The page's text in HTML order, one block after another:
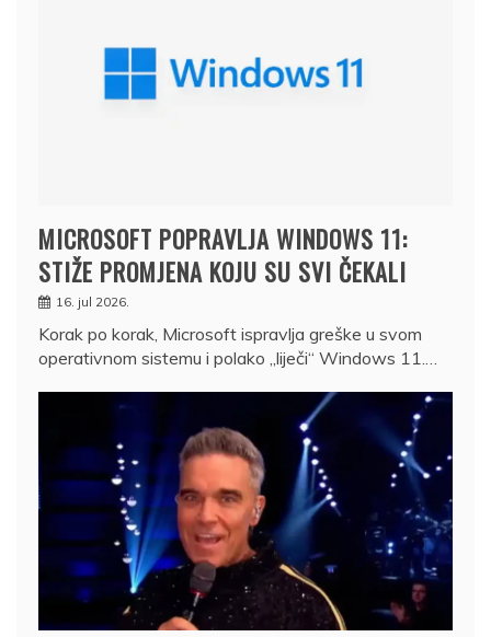
MICROSOFT POPRAVLJA WINDOWS 11:
STIŽE PROMJENA KOJU SU SVI ČEKALI
16. jul 2026.
Korak po korak, Microsoft ispravlja greške u svom
operativnom sistemu i polako „liječi“ Windows 11.…